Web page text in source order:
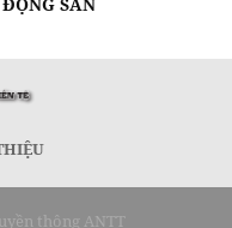
SẢN
thông ANTT